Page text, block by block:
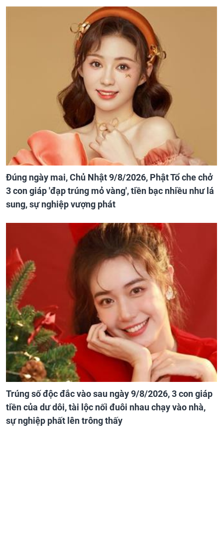
Đúng ngày mai, Chủ Nhật 9/8/2026, Phật Tổ che chở
3 con giáp 'đạp trúng mỏ vàng', tiền bạc nhiều như lá
sung, sự nghiệp vượng phát
Trúng số độc đắc vào sau ngày 9/8/2026, 3 con giáp
tiền của dư dôi, tài lộc nối đuôi nhau chạy vào nhà,
sự nghiệp phất lên trông thấy